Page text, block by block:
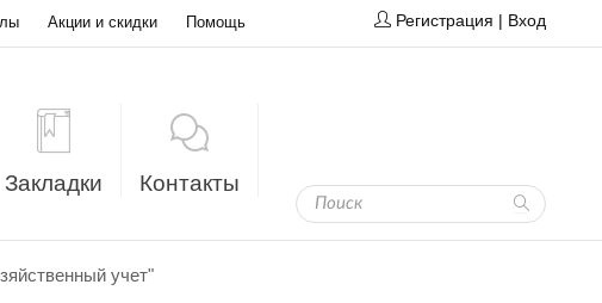
Акции и скидки Помощь Регистрация | Вход
Закладки Контакты
учет"